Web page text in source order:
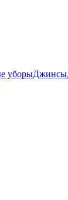
уборыДжинсы